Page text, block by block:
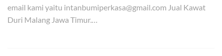
email kami yaitu intanbumiperkasa@gmail.com Jual Kawat
Duri Malang Jawa Timur.…